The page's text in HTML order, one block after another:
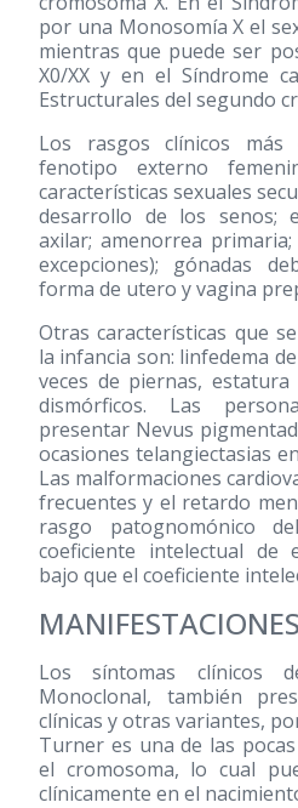
por una Monosomía X el
mientras que puede ser
X0/XX y en el Síndrome
Estructurales del segundo
Los rasgos clínicos más
fenotipo externo
características sexuales
desarrollo de los senos;
axilar; amenorrea
excepciones); gónadas
forma de utero y vagina
Otras características que
la infancia son: linfedema
veces de piernas,
dismórficos. Las
presentar Nevus
ocasiones telangiectasias
Las malformaciones
frecuentes y el retardo
rasgo patognomónico
coeficiente intelectual de
bajo que el coeficiente
Los síntomas clínicos
Monoclonal, también
clínicas y otras variantes,
Turner es una de las
el cromosoma, lo cual
clínicamente en el